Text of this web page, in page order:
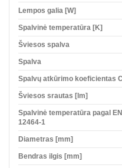
Lempos galia [W]
Spalvinė temperatūra [K]
Šviesos spalva
Spalva
Spalvų atkūrimo koeficientas
Šviesos srautas [lm]
Spalvinė temperatūra pagal EN
12464-1
Diametras [mm]
Bendras ilgis [mm]